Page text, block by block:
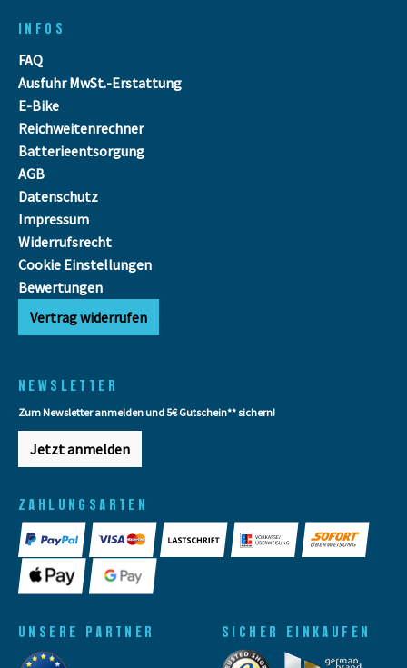
INFOS
FAQ
Ausfuhr MwSt.-Erstattung
E-Bike
Reichweitenrechner
Batterieentsorgung
AGB
Datenschutz
Impressum
Widerrufsrecht
Cookie Einstellungen
Bewertungen
Vertrag widerrufen
NEWSLETTER
Zum Newsletter anmelden und 5€ Gutschein** sichern!
Jetzt anmelden
ZAHLUNGSARTEN
UNSERE PARTNER SICHER EINKAUFEN